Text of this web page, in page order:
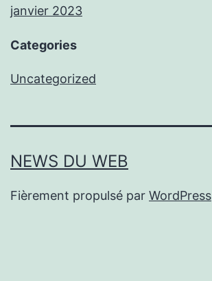
janvier 2023
Categories
Uncategorized
NEWS DU WEB
Fièrement propulsé par WordPress